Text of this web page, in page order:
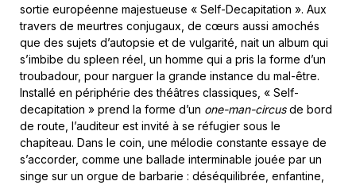
sortie européenne majestueuse « Self-Decapitation ». Aux
travers de meurtres conjugaux, de cœurs aussi amochés
que des sujets d’autopsie et de vulgarité, nait un album qui
s’imbibe du spleen réel, un homme qui a pris la forme d’un
troubadour, pour narguer la grande instance du mal-être.
Installé en périphérie des théâtres classiques, « Self-
decapitation » prend la forme d’un one-man-circusde bord
de route, l’auditeur est invité à se réfugier sous le
chapiteau. Dans le coin, une mélodie constante essaye de
s’accorder, comme une ballade interminable jouée par un
singe sur un orgue de barbarie : déséquilibrée, enfantine,